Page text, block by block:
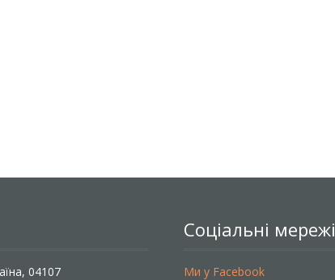
04107
Соціальні мережі
Ми у Facebook